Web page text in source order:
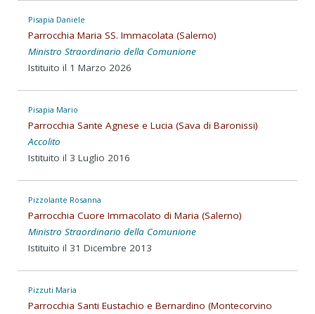
Pisapia Daniele
Parrocchia Maria SS. Immacolata (Salerno)
Ministro Straordinario della Comunione
Istituito il 1 Marzo 2026
Pisapia Mario
Parrocchia Sante Agnese e Lucia (Sava di Baronissi)
Accolito
Istituito il 3 Luglio 2016
Pizzolante Rosanna
Parrocchia Cuore Immacolato di Maria (Salerno)
Ministro Straordinario della Comunione
Istituito il 31 Dicembre 2013
Pizzuti Maria
Parrocchia Santi Eustachio e Bernardino (Montecorvino